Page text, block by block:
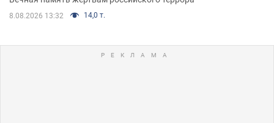
8.08.2026 13:32 14,0 т.